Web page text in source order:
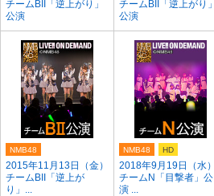
チームBII「逆上がり」
公演
チームBII「逆上がり」
公演
2015年11月13日（金）
チームBII「逆上が
り」...
NMB48
2018年9月19日（水）
チームN「目撃者」公
演 ...
NMB48 HD